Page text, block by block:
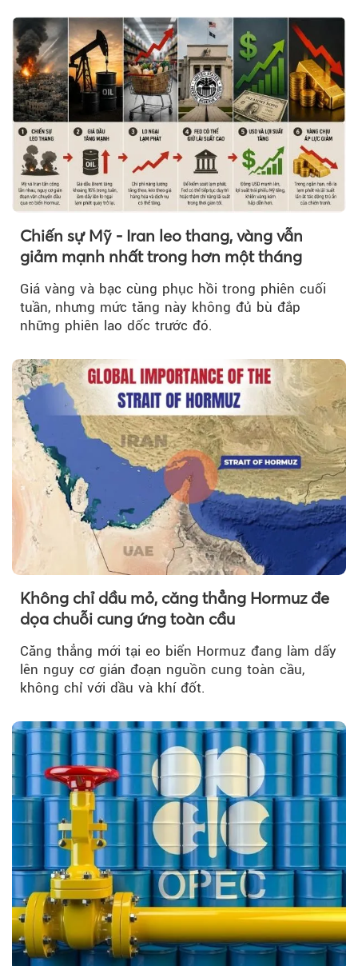
Chiến sự Mỹ - Iran leo thang, vàng vẫn
giảm mạnh nhất trong hơn một tháng
Giá vàng và bạc cùng phục hồi trong phiên cuối
tuần, nhưng mức tăng này không đủ bù đắp
những phiên lao dốc trước đó.
Không chỉ dầu mỏ, căng thẳng Hormuz đe
dọa chuỗi cung ứng toàn cầu
Căng thẳng mới tại eo biển Hormuz đang làm dấy
lên nguy cơ gián đoạn nguồn cung toàn cầu,
không chỉ với dầu và khí đốt.